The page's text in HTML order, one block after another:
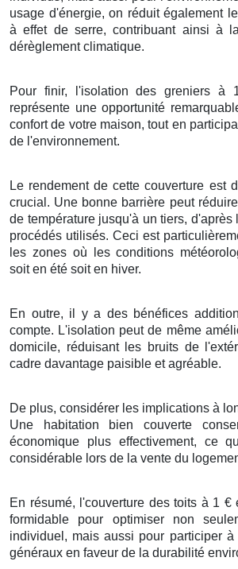
usage d'énergie, on réduitégalement
à effet de serre, contribuant ainsi à
dérèglement climatique.
Pour finir, l'isolation des greniers à
représente une opportunité
confortde votre maison, tout en
de l'environnement.
Le rendementde cettecouverture est
crucial . Une bonne barrière peut réduire
de températurejusqu'à un tiers, d'après
procédés utilisés. Ceci est
les zonesoù lesconditions
soit en été soit en hiver.
En outre, il y a des bénéfices
compte. L'isolation peutde même
domicile, réduisantles bruits de
cadre davantage paisible etagréable.
De plus, considérer les implications à
Une
habitation biencouverte
économique plus effectivement, ce
considérable lors de la vente du
En résumé, l'couverture des toits à 1 €
formidable pour optimiser non
individuel , maisaussi pour participerà
généraux en faveur de la durabilité